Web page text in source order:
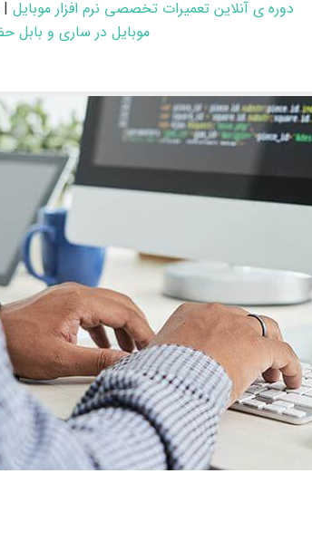
دوره ی آنلاین تعمیرات تخصصی نرم افزار موبایل |
موبایل در ساری و بابل